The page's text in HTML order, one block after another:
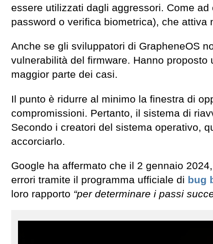
essere utilizzati dagli aggressori. Come
password o verifica biometrica), che
Anche se gli sviluppatori di GrapheneOS
vulnerabilità del firmware. Hanno
maggior parte dei casi.
Il punto è ridurre al minimo la finestra di
compromissioni. Pertanto, il sistema di
Secondo i creatori del sistema operativo,
accorciarlo.
Google ha affermato che il 2 gennaio
errori tramite il programma ufficiale di bug
loro rapporto “per determinare i passi